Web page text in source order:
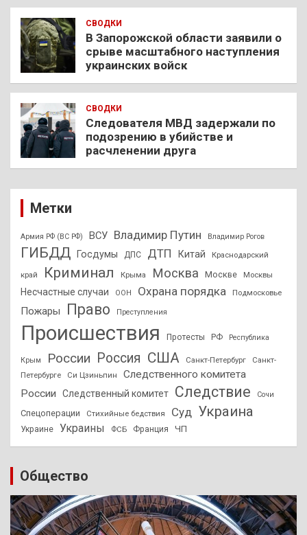
СВОДКИ
В Запорожской области заявили о
срыве масштабного наступления
украинских войск
СВОДКИ
Следователя МВД задержали по
подозрению в убийстве и
расчленении друга
Метки
Армия РФ (ВС РФ) ВСУ Владимир Путин Владимир Рогов
ГИБДД Госдумы ДПС ДТП Китай Краснодарский
край Криминал Крыма Москва Москве Москвы
Несчастные случаи ООН Охрана порядка Подмосковье
Пожары Право Преступления
Происшествия Протесты РФ Республика
Крым России Россия США Санкт-Петербург
Санкт-
Петербурге
Си Цзиньпин
Следственного комитета
России
Следственный комитет Следствие Сочи
Спецоперации Стихийные бедствия Суд Украина
Украине Украины ФСБ Франция ЧП
Общество